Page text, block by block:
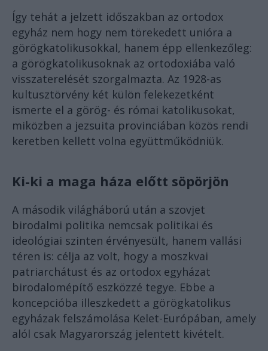
Így tehát a jelzett időszakban az ortodox
egyház nem hogy nem törekedett unióra a
görögkatolikusokkal, hanem épp ellenkezőleg:
a görögkatolikusoknak az ortodoxiába való
visszaterelését szorgalmazta. Az 1928-as
kultusztörvény két külön felekezetként
ismerte el a görög- és római katolikusokat,
miközben a jezsuita provinciában közös rendi
keretben kellett volna együttműködniük.
Ki-ki a maga háza előtt söpörjön
A második világháború után a szovjet
birodalmi politika nemcsak politikai és
ideológiai szinten érvényesült, hanem vallási
téren is: célja az volt, hogy a moszkvai
patriarchátust és az ortodox egyházat
birodalomépítő eszközzé tegye. Ebbe a
koncepcióba illeszkedett a görögkatolikus
egyházak felszámolása Kelet-Európában, amely
alól csak Magyarország jelentett kivételt.